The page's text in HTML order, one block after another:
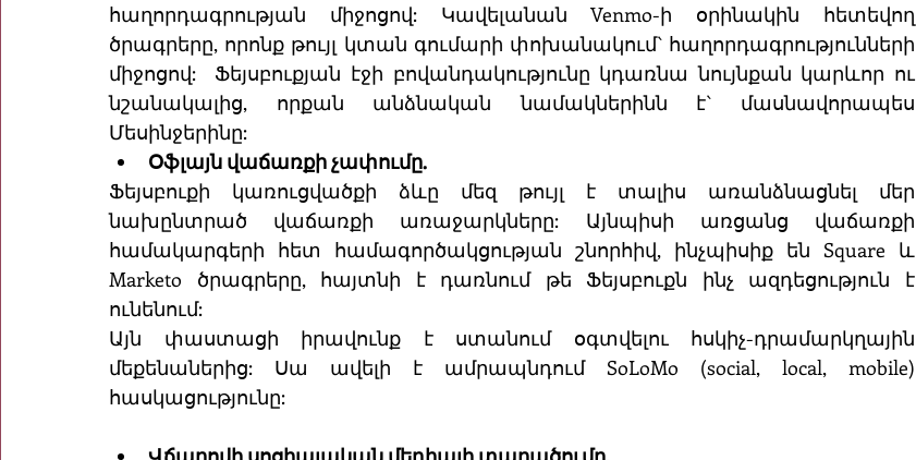
հաղորդագրության միջոցով: Կավելանան Venmo-ի օրինակին հետեվող
ծրագրերը, որոնք թույլ կտան գումարի փոխանակում` հաղորդագրությունների
միջոցով:  Ֆեյսբուքյան էջի բովանդակությունը կդառնա նույնքան կարևոր ու
նշանակալից, որքան անձնական նամակներինն է` մասնավորապես
Մեսինջերինը:
Օֆլայն վաճառքի չափումը.
Ֆեյսբուքի կառուցվածքի ձևը մեզ թույլ է տալիս առանձնացնել մեր
նախընտրած վաճառքի առաջարկները: Այնպիսի առցանց վաճառքի
համակարգերի հետ համագործակցության շնորհիվ, ինչպիսիք են Square և
Marketo ծրագրերը, հայտնի է դառնում թե Ֆեյսբուքն ինչ ազդեցություն է
ունենում:
Այն փաստացի իրավունք է ստանում օգտվելու հսկիչ-դրամարկղային
մեքենաներից: Սա ավելի է ամրապնդում SoLoMo (social, local, mobile)
հասկացությունը: